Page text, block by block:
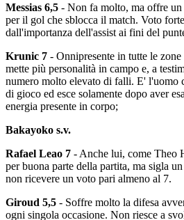
Messias 6,5 - Non fa molto, ma offre un
per il gol che sblocca il match. Voto
dall'importanza dell'assist ai fini del
Krunic 7 - Onnipresente in tutte le
mette più personalità in campo e, a
numero molto elevato di falli. E' l'uomo
di gioco ed esce solamente dopo aver
energia presente in corpo;
Bakayoko s.v.
Rafael Leao 7 - Anche lui, come Theo
per buona parte della partita, ma sigla
non ricevere un voto pari almeno al 7.
Giroud 5,5 - Soffre molto la difesa
ogni singola occasione. Non riesce a